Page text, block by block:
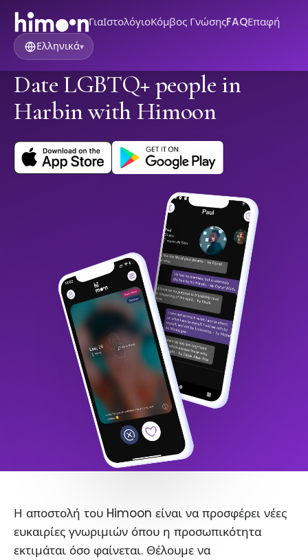
ΓιαΙστολόγιοΚόμβος ΓνώσηςFAQΕπαφή
Ελληνικά▾
Date LGBTQ+ people in
Harbin with Himoon
Η αποστολή του Himoon είναι να προσφέρει νέες
ευκαιρίες γνωριμιών όπου η προσωπικότητα
εκτιμάται όσο φαίνεται. Θέλουμε να